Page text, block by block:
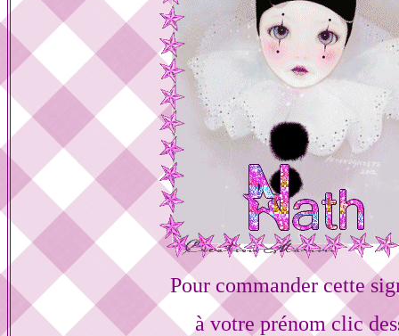
Pour commander cette
à votre prénom clic